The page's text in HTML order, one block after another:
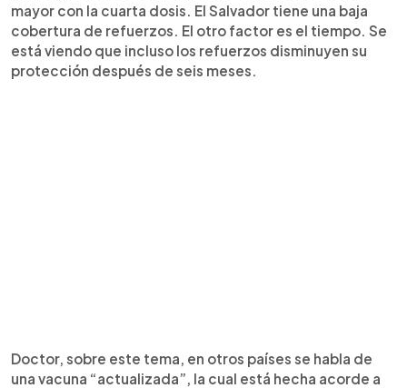
mayor con la cuarta dosis. El Salvador tiene una baja
cobertura de refuerzos. El otro factor es el tiempo. Se
está viendo que incluso los refuerzos disminuyen su
protección después de seis meses.
Doctor, sobre este tema, en otros países se habla de
una vacuna “actualizada”, la cual está hecha acorde a